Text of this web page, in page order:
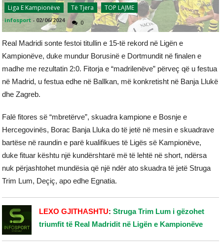
Liga E Kampionëve
Të Tjera TOP LAJME
infosport - 02/06/2024 0
Real Madridi sonte festoi titullin e 15-të rekord në Ligën e
Kampionëve, duke mundur Borusinë e Dortmundit në finalen e
madhe me rezultatin 2:0. Fitorja e “madrilenëve” përveç që u festua
në Madrid, u festua edhe në Ballkan, më konkretisht në Banja Llukë
dhe Zagreb.
Falë fitores së “mbretërve”, skuadra kampione e Bosnje e
Hercegovinës, Borac Banja Lluka do të jetë në mesin e skuadrave
bartëse në raundin e parë kualifikues të Ligës së Kampionëve,
duke fituar kështu një kundërshtarë më të lehtë në short, ndërsa
nuk përjashtohet mundësia që një ndër ato skuadra të jetë Struga
Trim Lum, Deçiç, apo edhe Egnatia.
LEXO GJITHASHTU:Struga Trim Lum i gëzohet
triumfit të Real Madridit në Ligën e Kampionëve